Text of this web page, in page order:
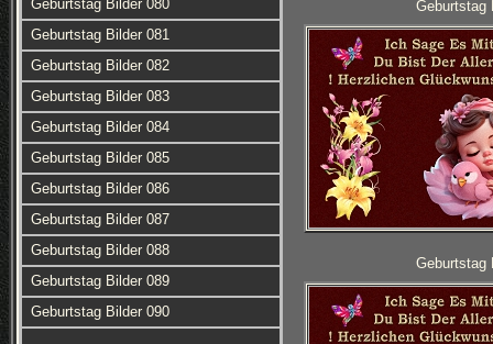
Geburtstag Bilder 080
Geburtstag Bilder 081
Geburtstag Bilder 082
Geburtstag Bilder 083
Geburtstag Bilder 084
Geburtstag Bilder 085
Geburtstag Bilder 086
Geburtstag Bilder 087
Geburtstag Bilder 088
Geburtstag Bilder 089
Geburtstag Bilder 090
Geburtstag
Geburtstag